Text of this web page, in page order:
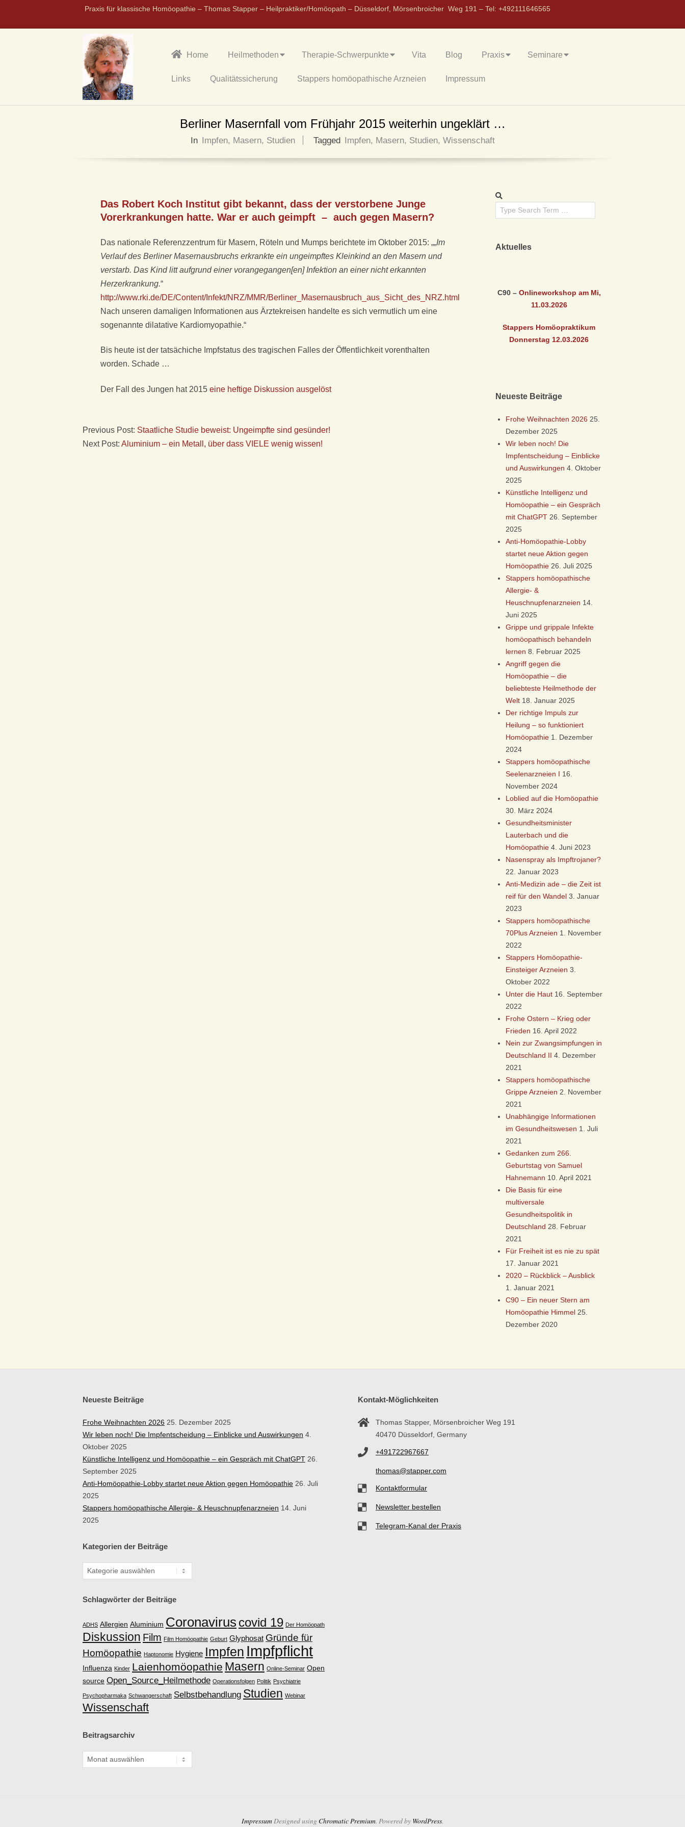
Praxis für klassische Homöopathie – Thomas Stapper – Heilpraktiker/Homöopath – Düsseldorf, Mörsenbroicher Weg 191 – Tel: +492111646565
P
S
I
Home Heilmethoden Therapie-Schwerpunkte Vita Blog Praxis Seminare
Links Qualitätssicherung Stappers homöopathische Arzneien Impressum
Berliner Masernfall vom Frühjahr 2015 weiterhin ungeklärt …
In Impfen, Masern, Studien Tagged Impfen, Masern, Studien, Wissenschaft
Das Robert Koch Institut gibt bekannt, dass der verstorbene Junge
Vorerkrankungen hatte. War er auch geimpft – auch gegen Masern?
Das nationale Referenzzentrum für Masern, Röteln und Mumps berichtete im Oktober 2015: „„Im
Verlauf des Berliner Masernausbruchs erkrankte ein ungeimpftes Kleinkind an den Masern und
verstarb. Das Kind litt aufgrund einer vorangegangen[en] Infektion an einer nicht erkannten
Herzerkrankung.“
http://www.rki.de/DE/Content/Infekt/NRZ/MMR/Berliner_Masernausbruch_aus_Sicht_des_NRZ.html
Nach unseren damaligen Informationen aus Ärztekreisen handelte es sich vermutlich um eine
sogenannte dilatative Kardiomyopathie.“
Bis heute ist der tatsächiche Impfstatus des tragischen Falles der Öffentlichkeit vorenthalten
worden. Schade …
Der Fall des Jungen hat 2015 eine heftige Diskussion ausgelöst
Previous Post: Staatliche Studie beweist: Ungeimpfte sind gesünder!
Next Post: Aluminium – ein Metall, über dass VIELE wenig wissen!
Aktuelles
C90 – Onlineworkshop am Mi,
11.03.2026
Stappers Homöopraktikum
Donnerstag 12.03.2026
Neueste Beiträge
Frohe Weihnachten 2026 25.
Dezember 2025
Wir leben noch! Die
Impfentscheidung – Einblicke
und Auswirkungen 4. Oktober
2025
Künstliche Intelligenz und
Homöopathie – ein Gespräch
mit ChatGPT 26. September
2025
Anti-Homöopathie-Lobby
startet neue Aktion gegen
Homöopathie 26. Juli 2025
Stappers homöopathische
Allergie- &
Heuschnupfenarzneien 14.
Juni 2025
Grippe und grippale Infekte
homöopathisch behandeln
lernen 8. Februar 2025
Angriff gegen die
Homöopathie – die
beliebteste Heilmethode der
Welt 18. Januar 2025
Der richtige Impuls zur
Heilung – so funktioniert
Homöopathie 1. Dezember
2024
Stappers homöopathische
Seelenarzneien I 16.
November 2024
Loblied auf die Homöopathie
30. März 2024
Gesundheitsminister
Lauterbach und die
Homöopathie 4. Juni 2023
Nasenspray als Impftrojaner?
22. Januar 2023
Anti-Medizin ade – die Zeit ist
reif für den Wandel 3. Januar
2023
Stappers homöopathische
70Plus Arzneien 1. November
2022
Stappers Homöopathie-
Einsteiger Arzneien 3.
Oktober 2022
Unter die Haut 16. September
2022
Frohe Ostern – Krieg oder
Frieden 16. April 2022
Nein zur Zwangsimpfungen in
Deutschland II 4. Dezember
2021
Stappers homöopathische
Grippe Arzneien 2. November
2021
Unabhängige Informationen
im Gesundheitswesen 1. Juli
2021
Gedanken zum 266.
Geburtstag von Samuel
Hahnemann 10. April 2021
Die Basis für eine
multiversale
Gesundheitspolitik in
Deutschland 28. Februar
2021
Für Freiheit ist es nie zu spät
17. Januar 2021
2020 – Rückblick – Ausblick
1. Januar 2021
C90 – Ein neuer Stern am
Homöopathie Himmel 25.
Dezember 2020
Neueste Beiträge
Frohe Weihnachten 2026 25. Dezember 2025
Wir leben noch! Die Impfentscheidung – Einblicke und Auswirkungen 4.
Oktober 2025
Künstliche Intelligenz und Homöopathie – ein Gespräch mit ChatGPT 26.
September 2025
Anti-Homöopathie-Lobby startet neue Aktion gegen Homöopathie 26. Juli
2025
Stappers homöopathische Allergie- & Heuschnupfenarzneien 14. Juni
2025
Kategorien der Beiträge
Schlagwörter der Beiträge
ADHS Allergien Aluminium Coronavirus covid 19 Der Homöopath
Diskussion Film Film Homöopathie Geburt Glyphosat Gründe für
Homöopathie Haptonomie Hygiene Impfen Impfpflicht
Influenza Kinder Laienhomöopathie Masern Online-Seminar Open
source Open_Source_Heilmethode Operationsfolgen Politik Psychiatrie
Psychopharmaka Schwangerschaft Selbstbehandlung Studien Webinar
Wissenschaft
Beitragsarchiv
Kontakt-Möglichkeiten
Thomas Stapper, Mörsenbroicher Weg 191
40470 Düsseldorf, Germany
+491722967667
thomas@stapper.com
Kontaktformular
Newsletter bestellen
Telegram-Kanal der Praxis
Impressum Designed using Chromatic Premium. Powered by WordPress.